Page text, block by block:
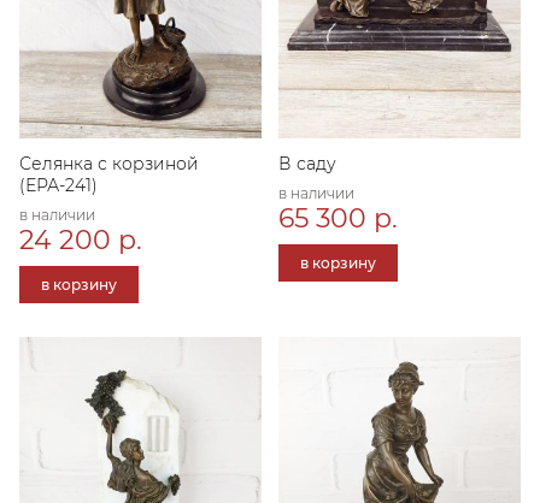
Селянка с корзиной
(ЕРА-241)
в наличии
24 200 р.
в корзину
В саду
в наличии
65 300 р.
в корзину